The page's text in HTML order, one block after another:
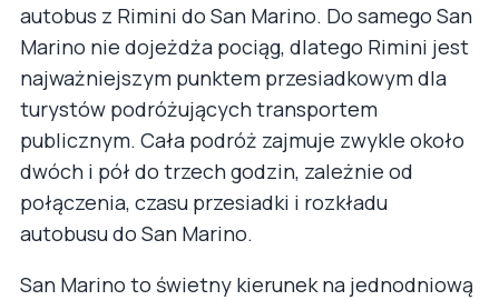
autobus z Rimini do San Marino. Do samego San
Marino nie dojeżdża pociąg, dlatego Rimini jest
najważniejszym punktem przesiadkowym dla
turystów podróżujących transportem
publicznym. Cała podróż zajmuje zwykle około
dwóch i pół do trzech godzin, zależnie od
połączenia, czasu przesiadki i rozkładu
autobusu do San Marino.
San Marino to świetny kierunek na jednodniową